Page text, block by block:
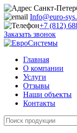
Санкт-
Info@euro-
+7 (812)
Заказать звонок
Главная
О компании
Услуги
Отзывы
Наши объекты
Контакты